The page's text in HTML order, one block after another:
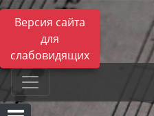
Версия сайта
для
слабовидящих